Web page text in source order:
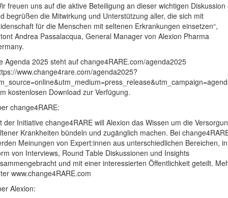
freuen uns auf die aktive Beteiligung an dieser wichtigen Diskussion
begrüßen die Mitwirkung und Unterstützung aller, die sich mit
für die Menschen mit seltenen Erkrankungen einsetzen“,
Andrea Passalacqua, General Manager von Alexion Pharma
Agenda 2025 steht auf change4RARE.com/agenda2025
www.change4rare.com/agenda2025?
kostenlosen Download zur Verfügung.
change4RARE:
der Initiative change4RARE will Alexion das Wissen um die
Krankheiten bündeln und zugänglich machen. Bei
Meinungen von Expert:innen aus unterschiedlichen Bereichen, in
von Interviews, Round Table Diskussionen und Insights
und mit einer interessierten Öffentlichkeit geteilt.
www.change4RARE.com
Alexion: